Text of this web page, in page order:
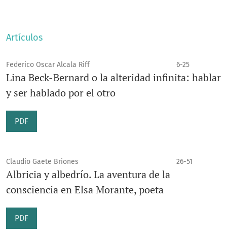
especulativa y el potencial creador del lenguaje.
Artículos
Federico Oscar Alcala Riff 6-25
Lina Beck-Bernard o la alteridad infinita: hablar
y ser hablado por el otro
PDF
Claudio Gaete Briones 26-51
Albricia y albedrío. La aventura de la
consciencia en Elsa Morante, poeta
PDF